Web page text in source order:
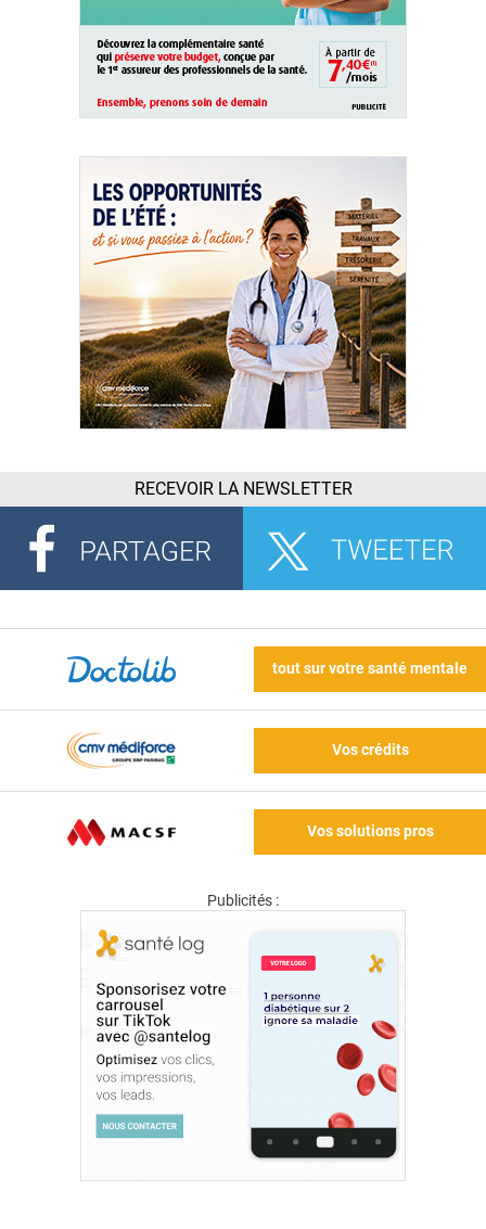
RECEVOIR LA NEWSLETTER
tout sur votre santé mentale
Vos crédits
Vos solutions pros
Publicités :